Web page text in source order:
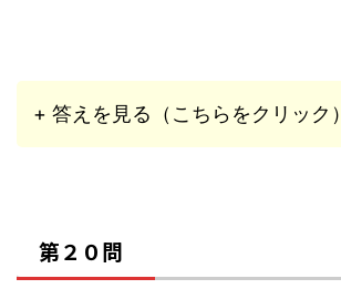
+ 答えを見る（こちらをクリック）
第２０問